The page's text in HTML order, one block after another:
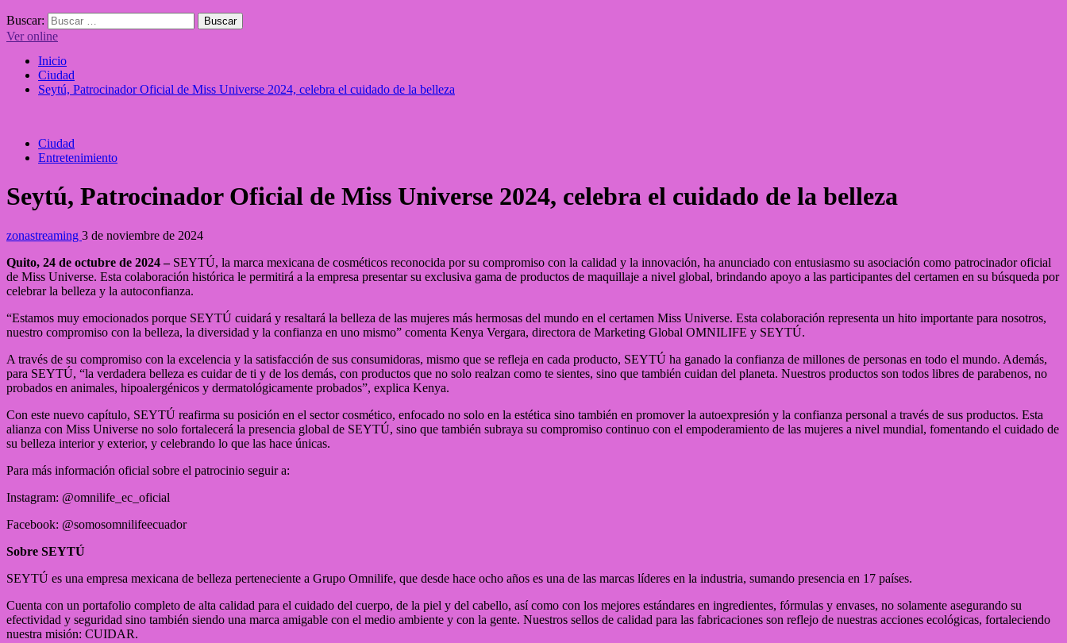
Buscar:
Ver online
Inicio
Ciudad
Seytú, Patrocinador Oficial de Miss Universe 2024, celebra el cuidado de la belleza
Ciudad
Entretenimiento
Seytú, Patrocinador Oficial de Miss Universe 2024, celebra el cuidado de la belleza
zonastreaming 3 de noviembre de 2024
Quito, 24 de octubre de 2024 –SEYTÚ, la marca mexicana de cosméticos reconocida por su compromiso con la calidad y la innovación, ha anunciado con entusiasmo su asociación como patrocinador oficial
de Miss Universe. Esta colaboración histórica le permitirá a la empresa presentar su exclusiva gama de productos de maquillaje a nivel global, brindando apoyo a las participantes del certamen en su búsqueda por
celebrar la belleza y la autoconfianza.
“Estamos muy emocionados porque SEYTÚ cuidará y resaltará la belleza de las mujeres más hermosas del mundo en el certamen Miss Universe. Esta colaboración representa un hito importante para nosotros,
nuestro compromiso con la belleza, la diversidad y la confianza en uno mismo” comenta Kenya Vergara, directora de Marketing Global OMNILIFE y SEYTÚ.
A través de su compromiso con la excelencia y la satisfacción de sus consumidoras, mismo que se refleja en cada producto, SEYTÚ ha ganado la confianza de millones de personas en todo el mundo. Además,
para SEYTÚ, “la verdadera belleza es cuidar de ti y de los demás, con productos que no solo realzan como te sientes, sino que también cuidan del planeta. Nuestros productos son todos libres de parabenos, no
probados en animales, hipoalergénicos y dermatológicamente probados”, explica Kenya.
Con este nuevo capítulo, SEYTÚ reafirma su posición en el sector cosmético, enfocado no solo en la estética sino también en promover la autoexpresión y la confianza personal a través de sus productos. Esta
alianza con Miss Universe no solo fortalecerá la presencia global de SEYTÚ, sino que también subraya su compromiso continuo con el empoderamiento de las mujeres a nivel mundial, fomentando el cuidado de
su belleza interior y exterior, y celebrando lo que las hace únicas.
Para más información oficial sobre el patrocinio seguir a:
Instagram: @omnilife_ec_oficial
Facebook: @somosomnilifeecuador
Sobre SEYTÚ
SEYTÚ es una empresa mexicana de belleza perteneciente a Grupo Omnilife, que desde hace ocho años es una de las marcas líderes en la industria, sumando presencia en 17 países.
Cuenta con un portafolio completo de alta calidad para el cuidado del cuerpo, de la piel y del cabello, así como con los mejores estándares en ingredientes, fórmulas y envases, no solamente asegurando su
efectividad y seguridad sino también siendo una marca amigable con el medio ambiente y con la gente. Nuestros sellos de calidad para las fabricaciones son reflejo de nuestras acciones ecológicas, fortaleciendo
nuestra misión: CUIDAR.